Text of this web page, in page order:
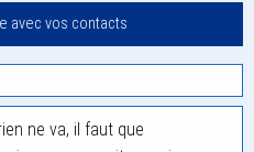
avec vos contacts
ne va, il faut que